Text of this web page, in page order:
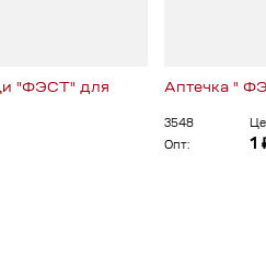
"ФЭСТ" для
Аптечка "
3548
Опт:
1